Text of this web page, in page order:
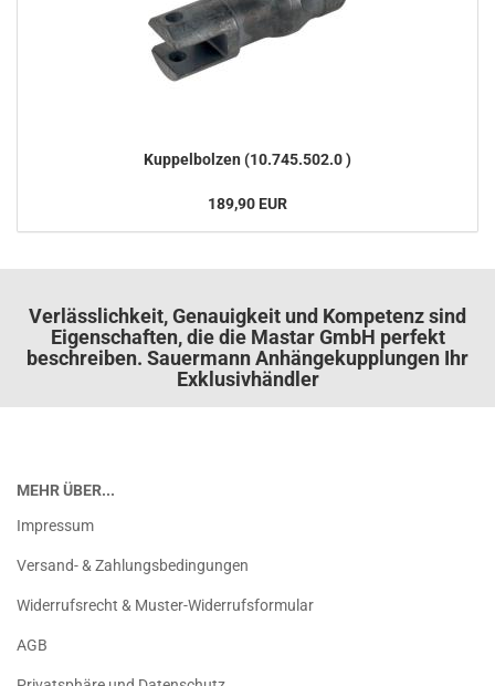
Kup­pel­bol­zen (10.745.502.0 )
189,90 EUR
Verlässlichkeit, Genauigkeit und Kompetenz sind
Eigenschaften, die die Mastar GmbH perfekt
beschreiben. Sauermann Anhängekupplungen Ihr
Exklusivhändler
MEHR ÜBER...
Impressum
Versand- & Zahlungsbedingungen
Widerrufsrecht & Muster-Widerrufsformular
AGB